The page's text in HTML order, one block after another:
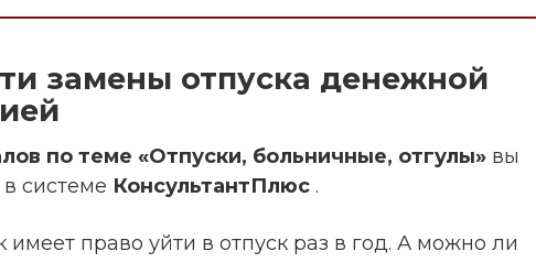
замены отпуска денежной
по теме «Отпуски, больничные, отгулы» вы
системе КонсультантПлюс .
право уйти в отпуск раз в год. А можно ли